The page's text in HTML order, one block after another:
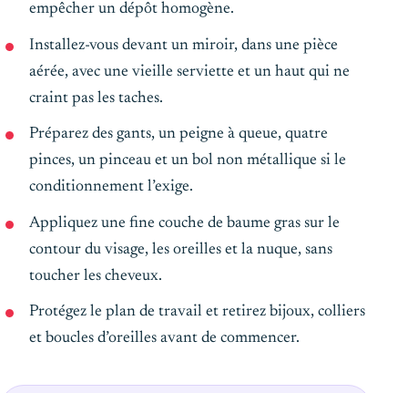
empêcher un dépôt homogène.
Installez-vous devant un miroir, dans une pièce
aérée, avec une vieille serviette et un haut qui ne
craint pas les taches.
Préparez des gants, un peigne à queue, quatre
pinces, un pinceau et un bol non métallique si le
conditionnement l’exige.
Appliquez une fine couche de baume gras sur le
contour du visage, les oreilles et la nuque, sans
toucher les cheveux.
Protégez le plan de travail et retirez bijoux, colliers
et boucles d’oreilles avant de commencer.